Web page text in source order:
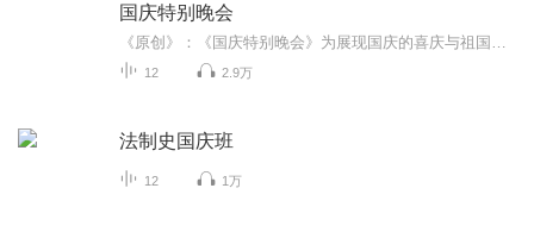
国庆特别晚会
12 2.9万
法制史国庆班
12 1万